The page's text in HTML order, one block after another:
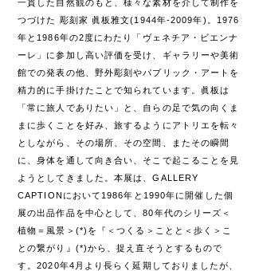
一貫した自然観のもと、様々な素材を介して制作を
つづけた 彫刻家 眞板雅文(1944年-2009年)。1976
年と1986年の2度にわたり「ヴェネチア・ビエンナ
ーレ」に参加し高い評価を受け、ギャラリーや美術
館での発表の他、野外彫刻やパブリック・アートを
精力的に手掛けたことで知られています。眞板は
「常に旅人でありたい」と、自らの足で気の向くま
まに歩くことを好み、旅するようにアトリエを転々
としながら、その場所、その空間、またその瞬間
に、身体を通して向き合い、そこで起こることを見
ようとしてきました。本展は、GALLERY
CAPTIONにおいて1986年と1990年に開催した個
展の出品作品を中心として、80年代のシリーズ＜
植物＝風景＞(*)を『＜つくる＞ことと＜歩く＞こ
との繋がり』(*)から、捉え直そうとするもので
す。2020年4月より長らく延期しておりましたが、